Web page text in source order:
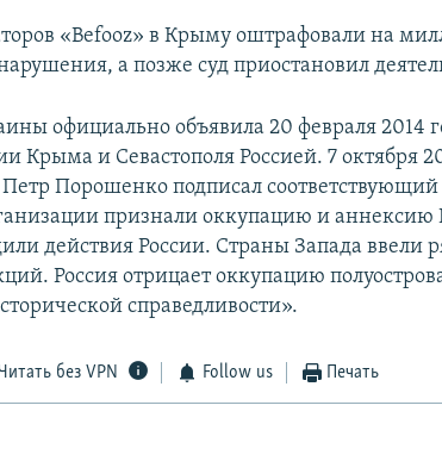
«Befooz» в Крыму оштрафовали на
а позже суд приостановил
официально объявила 20 февраля 2014
Крыма и Севастополя Россией. 7 октября
Порошенко подписал соответствующий
признали оккупацию и
действия России. Страны Запада ввели
Россия отрицает оккупацию
справедливости».
без VPN Follow us Печать